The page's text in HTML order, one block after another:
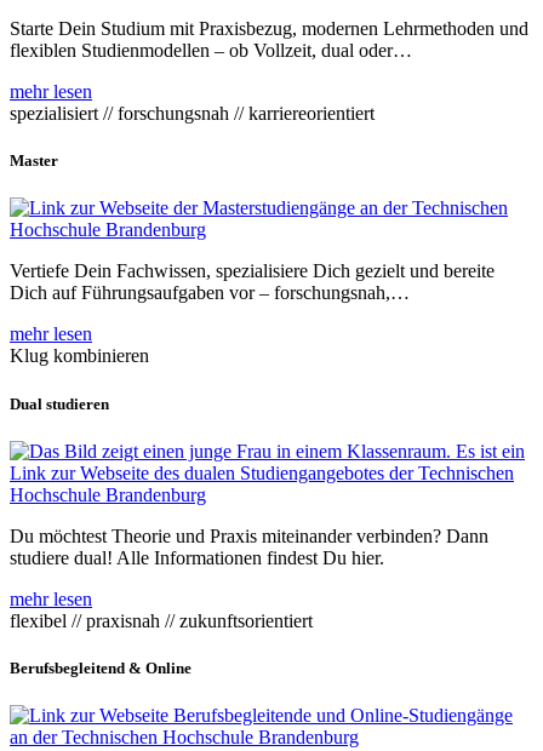
Starte Dein Studium mit Praxisbezug, modernen Lehrmethoden und
flexiblen Studienmodellen – ob Vollzeit, dual oder…
mehr lesen
spezialisiert // forschungsnah // karriereorientiert
Master
Vertiefe Dein Fachwissen, spezialisiere Dich gezielt und bereite
Dich auf Führungsaufgaben vor – forschungsnah,…
mehr lesen
Klug kombinieren
Dual studieren
Du möchtest Theorie und Praxis miteinander verbinden? Dann
studiere dual! Alle Informationen findest Du hier.
mehr lesen
flexibel // praxisnah // zukunftsorientiert
Berufsbegleitend & Online